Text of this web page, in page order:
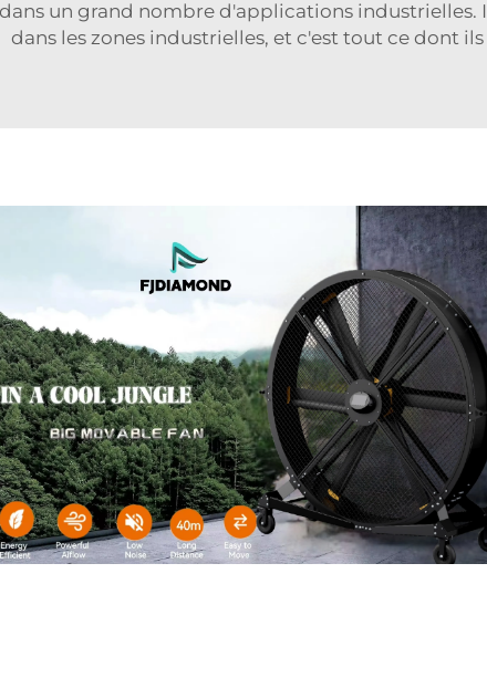
un grand nombre d'applications industrielles.
dans les zones industrielles, et c'est tout ce dont